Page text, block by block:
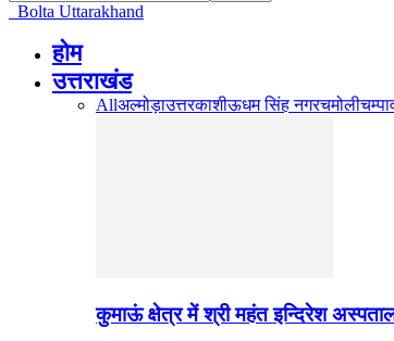
Bolta Uttarakhand
होम
उत्तराखंड
Allअल्मोड़ाउत्तरकाशीऊधम सिंह नगरचमोली
कुमाऊं क्षेत्र में श्री महंत इन्दिरेश